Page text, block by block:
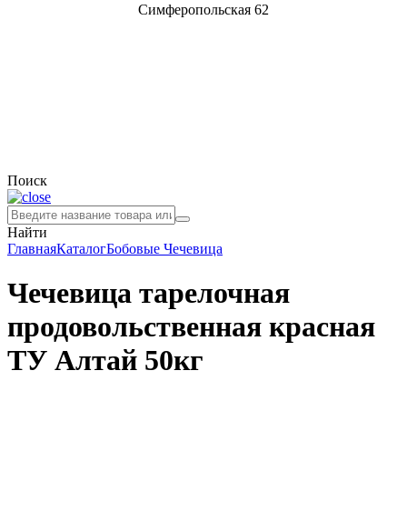
Симферопольская 62
Поиск
Найти
ГлавнаяКаталогБобовые Чечевица
Чечевица тарелочная
продовольственная красная
ТУ Алтай 50кг